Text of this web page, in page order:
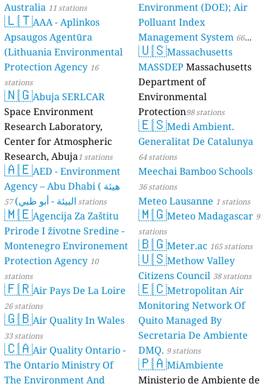
Australia 11 stations
🇱🇹AAA - Aplinkos
Apsaugos Agentūra
(Lithuania Environmental
Protection Agency 16
stations
🇳🇬Abuja SERLCAR
Space Environment
Research Laboratory,
Center for Atmospheric
Research, Abuja1 stations
🇦🇪AED - Environment
Agency – Abu Dhabi ( هيئة
البيئة - أبو ظبي) 57 stations
🇲🇪Agencija Za Zaštitu
Prirode I životne Sredine -
Montenegro Environement
Protection Agency 10
stations
🇫🇷Air Pays De La Loire
26 stations
🇬🇧Air Quality In Wales
33 stations
🇨🇦Air Quality Ontario -
The Ontario Ministry Of
The Environment And
Environment (DOE); Air
Polluant Index
Management System 66
stations
🇺🇸Massachusetts
MASSDEP Massachusetts
Department of
Environmental
Protection98 stations
🇪🇸Medi Ambient.
Generalitat De Catalunya
64 stations
Meechai Bamboo Schools
36 stations
Meteo Lausanne 1 stations
🇲🇬Meteo Madagascar 9
stations
🇧🇬Meter.ac 165 stations
🇺🇸Methow Valley
Citizens Council 38 stations
🇪🇨Metropolitan Air
Monitoring Network Of
Quito Managed By
Secretaria De Ambiente
DMQ. 9 stations
🇵🇦MiAmbiente
Ministerio de Ambiente de